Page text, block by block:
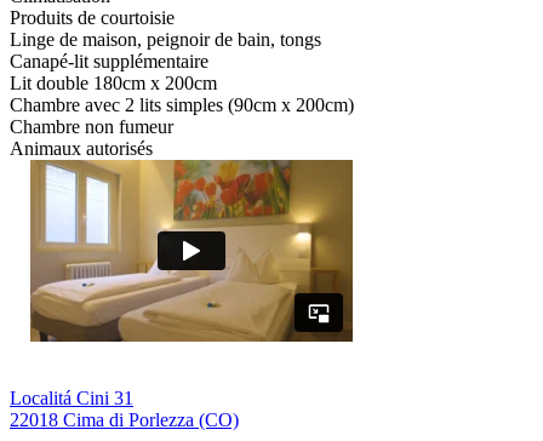
Produits de courtoisie
Linge de maison, peignoir de bain, tongs
Canapé-lit supplémentaire
Lit double 180cm x 200cm
Chambre avec 2 lits simples (90cm x 200cm)
Chambre non fumeur
Animaux autorisés
Localitá Cini 31
22018 Cima di Porlezza (CO)